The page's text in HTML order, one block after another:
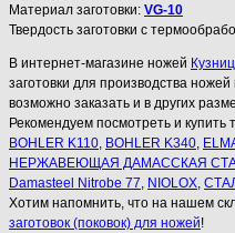
Материал заготовки: VG-10
Твердость заготовки с
В интернет-магазине ножей
заготовки для производства
возможно заказать и в других
Рекомендуем посмотреть и купить
BOHLER K110, BOHLER K340,
НЕРЖАВЕЮЩАЯ ДАМАССКАЯ
Damasteel Nitrobe 77, NIOLOX,
Хотим напомнить, что на нашем
заготовок (поковок) для ножей!